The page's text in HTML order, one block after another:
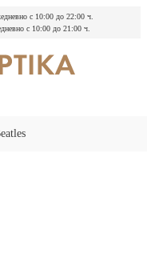
с 10:00 до 22:00 ч.
с 10:00 до 21:00 ч.